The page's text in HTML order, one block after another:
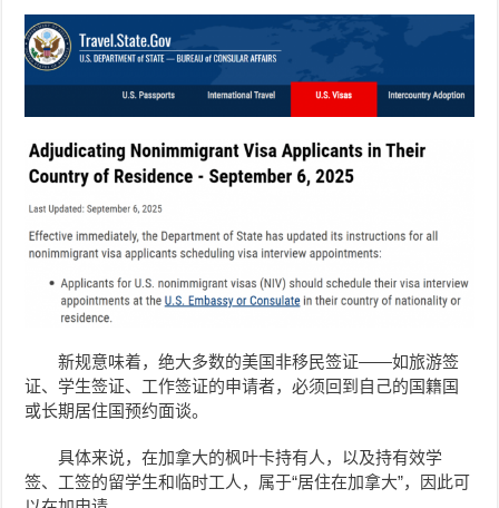
新规意味着，绝大多数的美国非移民签证——如旅游签
证、学生签证、工作签证的申请者，必须回到自己的国籍国
或长期居住国预约面谈。
具体来说，在加拿大的枫叶卡持有人，以及持有效学
签、工签的留学生和临时工人，属于“居住在加拿大”，因此可